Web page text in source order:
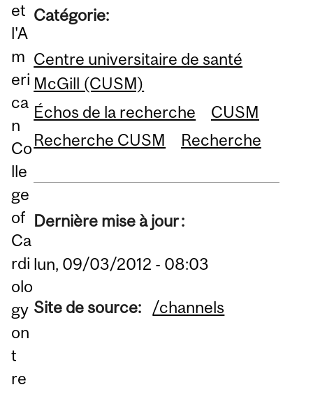
et
l'A
m
eri
ca
n
Co
lle
ge
of
Ca
rdi
olo
gy
on
t
re
Catégorie:
Centre universitaire de santé
McGill (CUSM)
Échos de la recherche
CUSM
Recherche CUSM
Recherche
Dernière mise à jour :
lun, 09/03/2012 - 08:03
Site de source: /channels